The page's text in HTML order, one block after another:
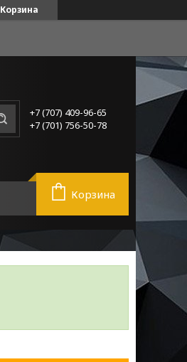
Корзина
+7 (707) 409-96-65
+7 (701) 756-50-78
Корзина